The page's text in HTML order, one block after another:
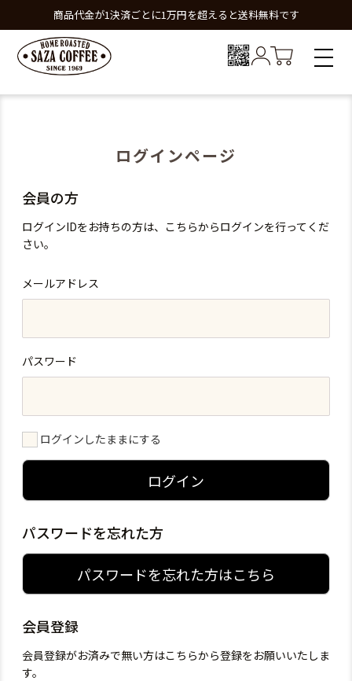
商品代金が1決済ごとに1万円を超えると送料無料です
ログインページ
会員の方
ログインIDをお持ちの方は、こちらからログインを行ってくだ
さい。
メールアドレス
パスワード
ログインしたままにする
ログイン
パスワードを忘れた方
パスワードを忘れた方はこちら
会員登録
会員登録がお済みで無い方はこちらから登録をお願いいたしま
す。